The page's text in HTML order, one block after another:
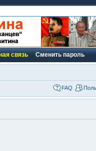
связь Сменить пароль
FAQ